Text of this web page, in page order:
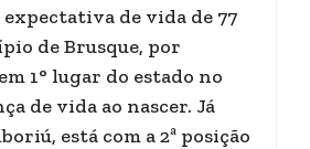
de vida de 77
de Brusque, por
1° lugar do estado no
de vida ao nascer. Já
está com a 2ª posição